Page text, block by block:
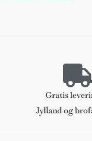
Gratis
Jylland og